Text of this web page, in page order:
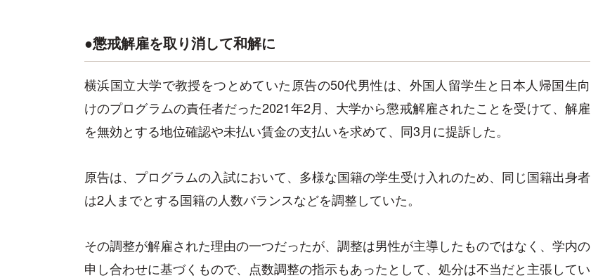
●懲戒解雇を取り消して和解に
横浜国立大学で教授をつとめていた原告の50代男性は、外国人留学生と日本人帰国生向
けのプログラムの責任者だった2021年2月、大学から懲戒解雇されたことを受けて、解雇
を無効とする地位確認や未払い賃金の支払いを求めて、同3月に提訴した。
原告は、プログラムの入試において、多様な国籍の学生受け入れのため、同じ国籍出身者
は2人までとする国籍の人数バランスなどを調整していた。
その調整が解雇された理由の一つだったが、調整は男性が主導したものではなく、学内の
申し合わせに基づくもので、点数調整の指示もあったとして、処分は不当だと主張してい